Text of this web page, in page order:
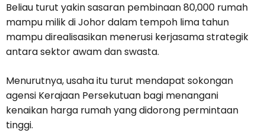
Beliau turut yakin sasaran pembinaan 80,000 rumah
mampu milik di Johor dalam tempoh lima tahun
mampu direalisasikan menerusi kerjasama strategik
antara sektor awam dan swasta.
Menurutnya, usaha itu turut mendapat sokongan
agensi Kerajaan Persekutuan bagi menangani
kenaikan harga rumah yang didorong permintaan
tinggi.